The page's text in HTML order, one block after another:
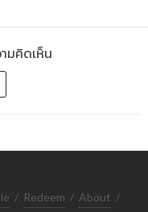
มคิดเห็น
/ Redeem / About /